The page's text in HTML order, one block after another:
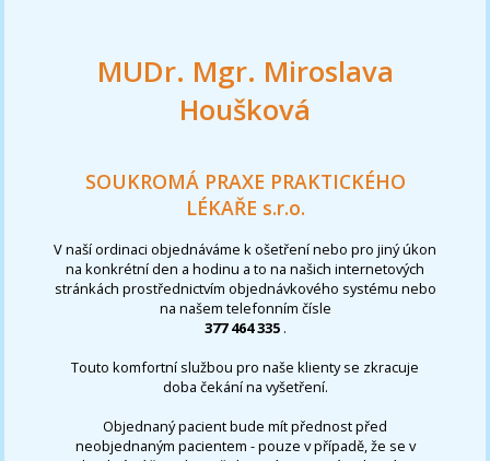
MUDr. Mgr. Miroslava
Houšková
SOUKROMÁ PRAXE PRAKTICKÉHO
LÉKAŘE s.r.o.
V naší ordinaci objednáváme k ošetření nebo pro jiný úkon
na konkrétní den a hodinu a to na našich internetových
stránkách prostřednictvím objednávkového systému nebo
na našem telefonním čísle
377 464 335 .
Touto komfortní službou pro naše klienty se zkracuje
doba čekání na vyšetření.
Objednaný pacient bude mít přednost před
neobjednaným pacientem - pouze v případě, že se v